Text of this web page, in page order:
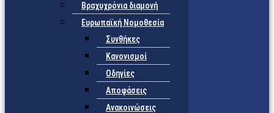
Βραχυχρόνια διαμονή
Ευρωπαϊκή Νομοθεσία
Συνθήκες
Κανονισμοί
Οδηγίες
Αποφάσεις
Ανακοινώσεις